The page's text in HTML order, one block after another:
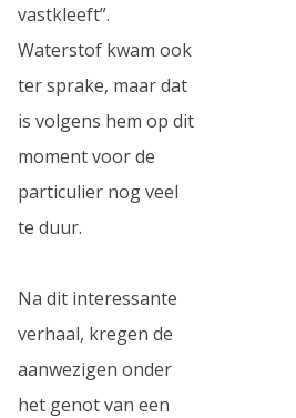
vastkleeft”.
Waterstof kwam ook
ter sprake, maar dat
is volgens hem op dit
moment voor de
particulier nog veel
te duur.
Na dit interessante
verhaal, kregen de
aanwezigen onder
het genot van een